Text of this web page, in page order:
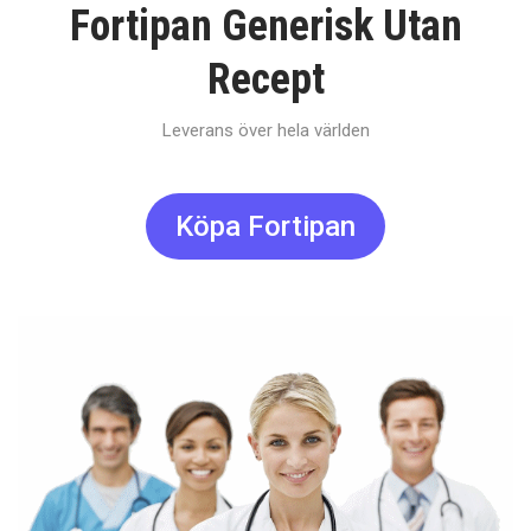
Fortipan Generisk Utan
Recept
Leverans över hela världen
Köpa Fortipan